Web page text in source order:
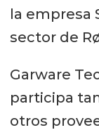
la empresa
sector de
Garware
participa
otros